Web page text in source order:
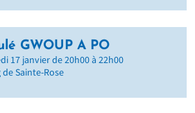
GWOUP A PO
17 janvier de 20h00 à 22h00
de Sainte-Rose